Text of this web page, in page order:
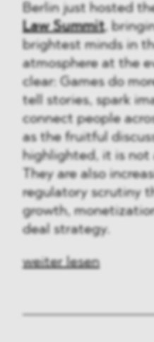
Berlin just hosted
Law Summit,
brightest minds in
atmosphere at the
clear: Games do
tell stories, spark
connect people
as the fruitful
highlighted, it is not
They are also
regulatory scrutiny
growth,
deal strategy.
weiter lesen